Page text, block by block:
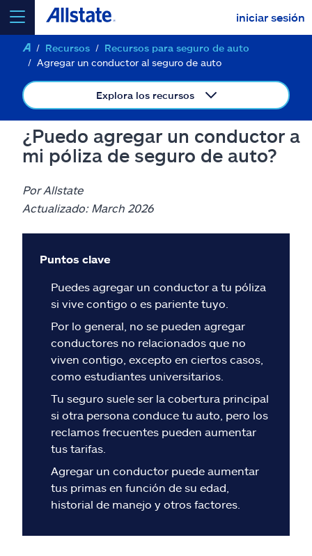
iniciar sesión
seleccionar un producto paracotizar
Select a Product
ir
Seguros y más
Asistencia y apoyo
Buscar agente
Explore Allstate
Ashburn, VA 20146
Recursos
Recursos para seguro de auto
Agregar un conductor al seguro de auto
Explora los recursos
¿Puedo agregar un conductor a
mi póliza de seguro de auto?
Por Allstate
Actualizado: March 2026
Puntos clave
Puedes agregar un conductor a tu póliza
si vive contigo o es pariente tuyo.
Por lo general, no se pueden agregar
conductores no relacionados que no
viven contigo, excepto en ciertos casos,
como estudiantes universitarios.
Tu seguro suele ser la cobertura principal
si otra persona conduce tu auto, pero los
reclamos frecuentes pueden aumentar
tus tarifas.
Agregar un conductor puede aumentar
tus primas en función de su edad,
historial de manejo y otros factores.